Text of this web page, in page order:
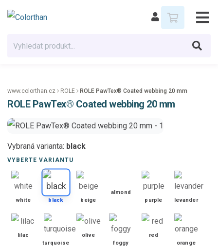
www.colorthan.cz ROLE ROLE PawTex® Coated webbing 20 mm
ROLE PawTex® Coated webbing 20 mm
Vybraná varianta: black
VYBERTE VARIANTU
white black beige
almond
purple
levander
lilac
turquoise
olive
foggy
red
orange